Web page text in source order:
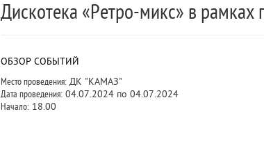
Дискотека «Ретро-микс» в рамках
ОБЗОР СОБЫТИЙ
Место проведения: ДК "КАМАЗ"
Дата проведения: 04.07.2024 по 04.07.2024
Начало: 18.00